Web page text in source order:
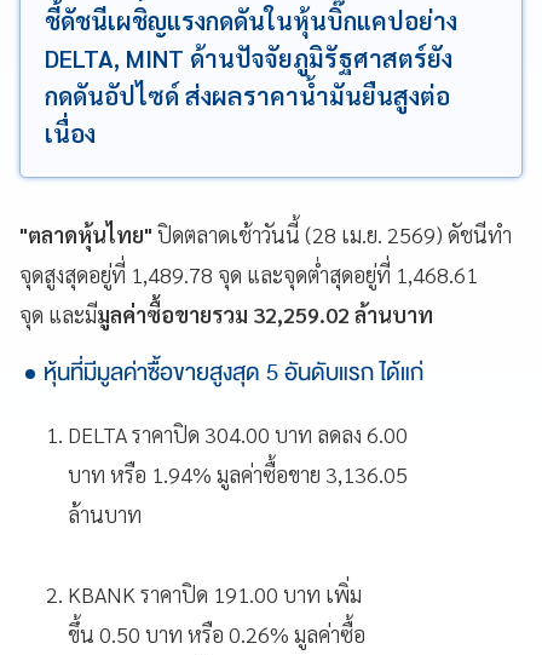
ชี้ดัชนีเผชิญแรงกดดันในหุ้นบิ๊กแคปอย่าง
DELTA, MINT ด้านปัจจัยภูมิรัฐศาสตร์ยัง
กดดันอัปไซด์ ส่งผลราคาน้ำมันยืนสูงต่อ
เนื่อง
"ตลาดหุ้นไทย" ปิดตลาดเช้าวันนี้ (28 เม.ย. 2569) ดัชนีทำ
จุดสูงสุดอยู่ที่ 1,489.78 จุด และจุดต่ำสุดอยู่ที่ 1,468.61
จุด และมีมูลค่าซื้อขายรวม 32,259.02 ล้านบาท
หุ้นที่มีมูลค่าซื้อขายสูงสุด 5 อันดับแรก ได้แก่
DELTA ราคาปิด 304.00 บาท ลดลง 6.00
บาท หรือ 1.94% มูลค่าซื้อขาย 3,136.05
ล้านบาท
KBANK ราคาปิด 191.00 บาท เพิ่ม
ขึ้น 0.50 บาท หรือ 0.26% มูลค่าซื้อ